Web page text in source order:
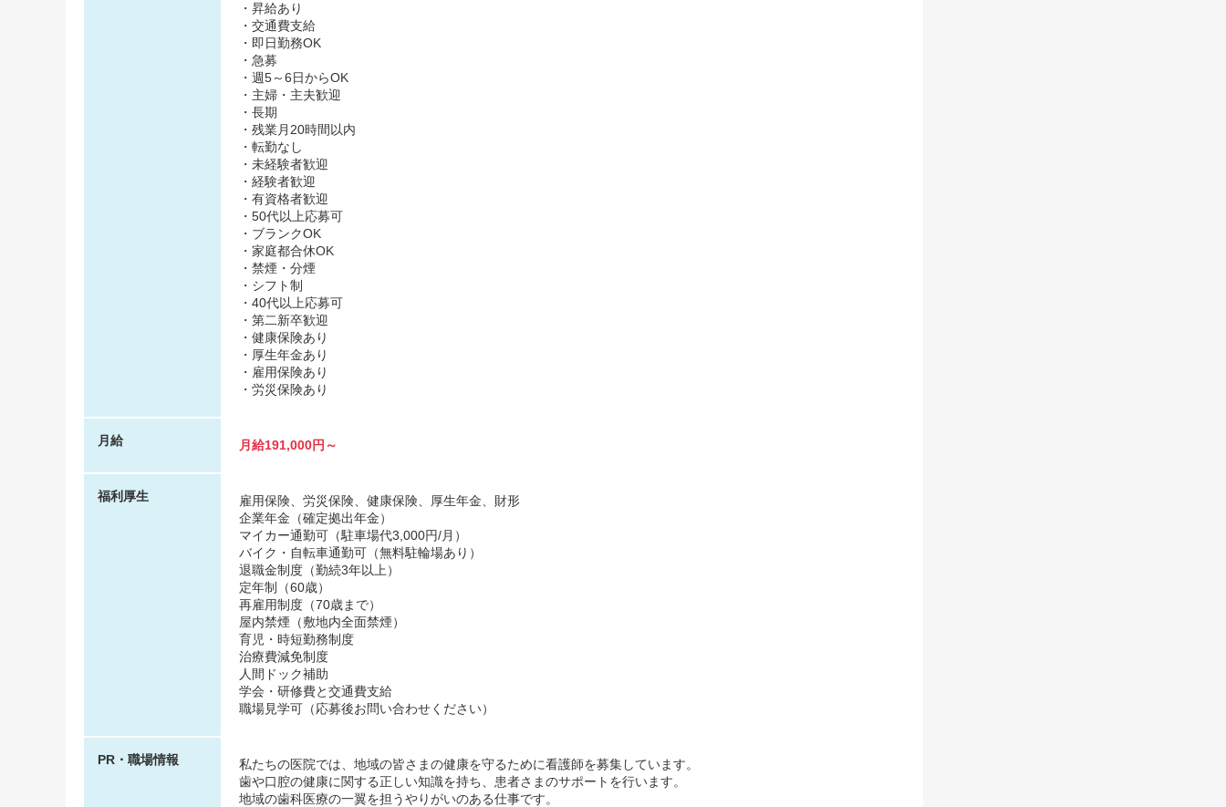
・昇給あり
・交通費支給
・即日勤務OK
・急募
・週5～6日からOK
・主婦・主夫歓迎
・長期
・残業月20時間以内
・転勤なし
・未経験者歓迎
・経験者歓迎
・有資格者歓迎
・50代以上応募可
・ブランクOK
・家庭都合休OK
・禁煙・分煙
・シフト制
・40代以上応募可
・第二新卒歓迎
・健康保険あり
・厚生年金あり
・雇用保険あり
・労災保険あり
月給 月給191,000円～
福利厚生
雇用保険、労災保険、健康保険、厚生年金、財形
企業年金（確定拠出年金）
マイカー通勤可（駐車場代3,000円/月）
バイク・自転車通勤可（無料駐輪場あり）
退職金制度（勤続3年以上）
定年制（60歳）
再雇用制度（70歳まで）
屋内禁煙（敷地内全面禁煙）
育児・時短勤務制度
治療費減免制度
人間ドック補助
学会・研修費と交通費支給
職場見学可（応募後お問い合わせください）
PR・職場情報
私たちの医院では、地域の皆さまの健康を守るために看護師を募集しています。
歯や口腔の健康に関する正しい知識を持ち、患者さまのサポートを行います。
地域の歯科医療の一翼を担うやりがいのある仕事です。